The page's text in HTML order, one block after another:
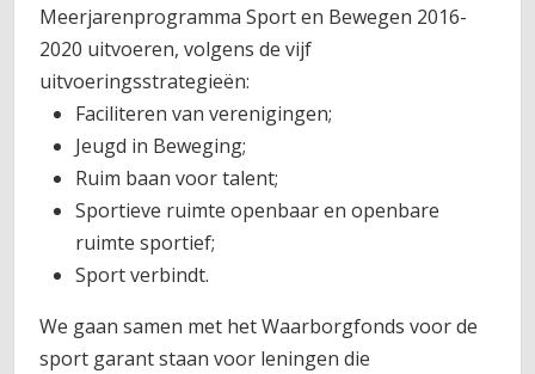
Meerjarenprogramma Sport en Bewegen 2016-
2020 uitvoeren, volgens de vijf
uitvoeringsstrategieën:
Faciliteren van verenigingen;
Jeugd in Beweging;
Ruim baan voor talent;
Sportieve ruimte openbaar en openbare
ruimte sportief;
Sport verbindt.
We gaan samen met het Waarborgfonds voor de
sport garant staan voor leningen die